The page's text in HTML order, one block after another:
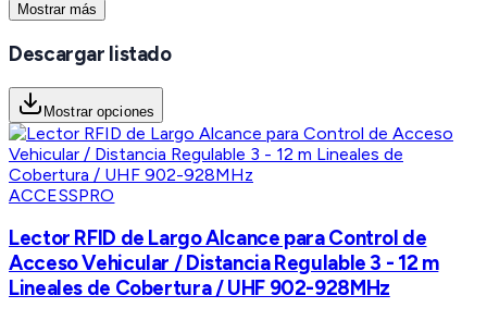
Mostrar más
Descargar listado
Mostrar opciones
ACCESSPRO
Lector RFID de Largo Alcance para Control de
Acceso Vehicular / Distancia Regulable 3 - 12 m
Lineales de Cobertura / UHF 902-928MHz